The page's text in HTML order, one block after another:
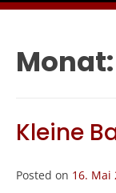
Monat:
Kleine
Posted on 16. Mai